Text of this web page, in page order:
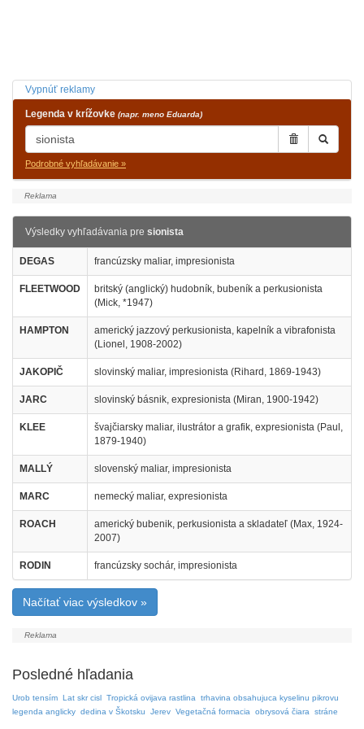
Vypnúť reklamy
Legenda v krížovke (napr. meno Eduarda)
Podrobné vyhľadávanie »
Výsledky vyhľadávania pre sionista
DEGAS francúzsky maliar, impresionista
FLEETWOOD
britský (anglický) hudobník, bubeník a perkusionista
(Mick, *1947)
HAMPTON
americký jazzový perkusionista, kapelník a vibrafonista
(Lionel, 1908-2002)
JAKOPIČ slovinský maliar, impresionista (Rihard, 1869-1943)
JARC slovinský básnik, expresionista (Miran, 1900-1942)
KLEE
švajčiarsky maliar, ilustrátor a grafik, expresionista (Paul,
1879-1940)
MALLÝ slovenský maliar, impresionista
MARC nemecký maliar, expresionista
ROACH
americký bubenik, perkusionista a skladateľ (Max, 1924-
2007)
RODIN francúzsky sochár, impresionista
Načítať viac výsledkov »
Posledné hľadania
Urob tensím Lat skr cisl Tropická ovijava rastlina
trhavina obsahujuca kyselinu pikrovu
legenda anglicky dedina v Škotsku Jerev Vegetačná formacia obrysová čiara stráne